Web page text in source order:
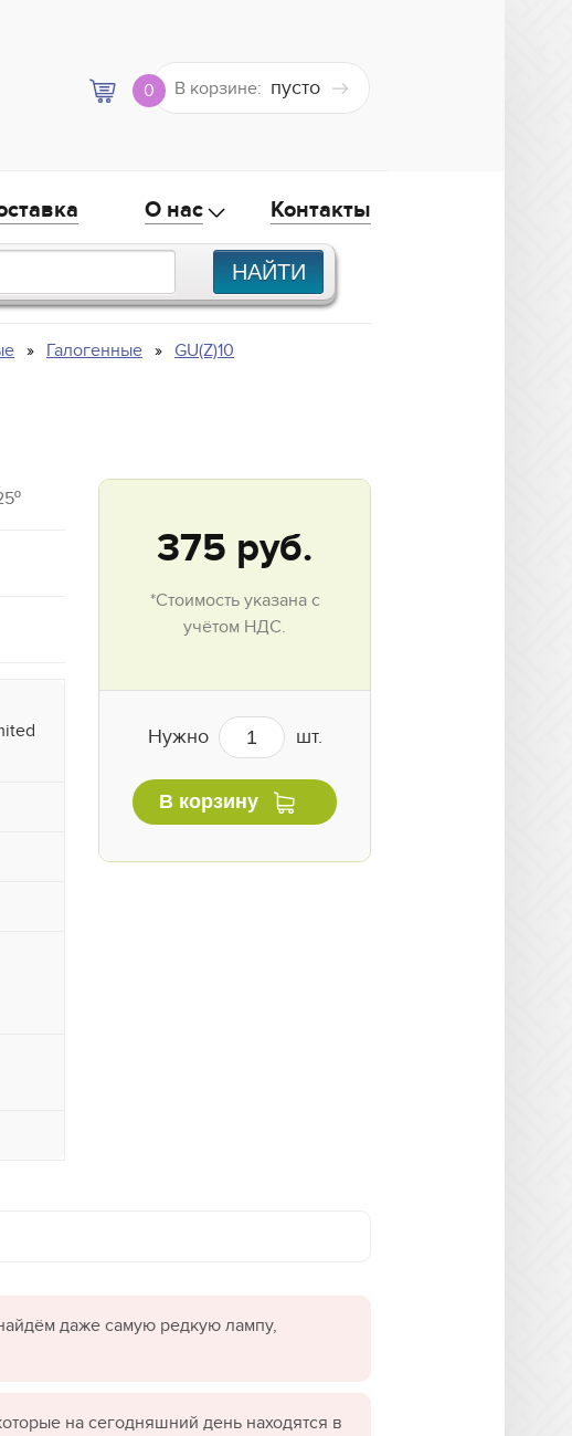
0 В корзине: пусто
О нас Контакты
Галогенные
GU(Z)10
375 руб.
*Стоимость указана с
учётом НДС.
Нужно шт.
В корзину
даже самую редкую лампу,
на сегодняшний день находятся в